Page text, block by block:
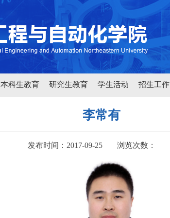
本科生教育 研究生教育 学生活动 招生工作
李常有
发布时间：2017-09-25 浏览次数：